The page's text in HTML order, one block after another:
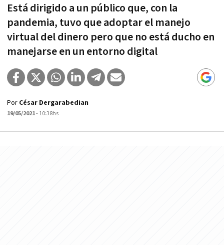
Está dirigido a un público que, con la
pandemia, tuvo que adoptar el manejo
virtual del dinero pero que no está ducho en
manejarse en un entorno digital
Por César Dergarabedian
19/05/2021- 10:38hs